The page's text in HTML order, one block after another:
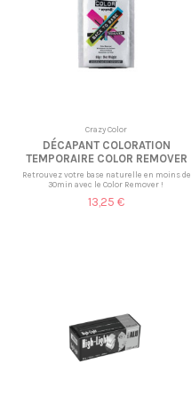
Crazy Color
DÉCAPANT COLORATION
TEMPORAIRE COLOR REMOVER
Retrouvez votre base naturelle en moins de
30min avec le Color Remover !
13,25 €